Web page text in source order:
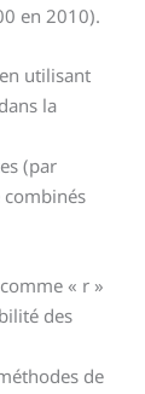
en 2010).
utilisant
la
(par
« r »
des
de